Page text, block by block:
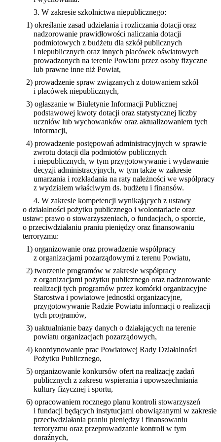
3. W zakresie szkolnictwa niepublicznego:
1) określanie zasad udzielania i rozliczania dotacji oraz
nadzorowanie prawidłowości naliczania dotacji
podmiotowych z budżetu dla szkół publicznych
i niepublicznych oraz innych placówek oświatowych
prowadzonych na terenie Powiatu przez osoby fizyczne
lub prawne inne niż Powiat,
2) prowadzenie spraw związanych z dotowaniem szkół
i placówek niepublicznych,
3) ogłaszanie w Biuletynie Informacji Publicznej
podstawowej kwoty dotacji oraz statystycznej liczby
uczniów lub wychowanków oraz aktualizowaniem tych
informacji,
4) prowadzenie postępowań administracyjnych w sprawie
zwrotu dotacji dla podmiotów publicznych
i niepublicznych, w tym przygotowywanie i wydawanie
decyzji administracyjnych, w tym także w zakresie
umarzania i rozkładania na raty należności we współpracy
z wydziałem właściwym ds. budżetu i finansów.
4. W zakresie kompetencji wynikających z ustawy
o działalności pożytku publicznego i wolontariacie oraz
ustaw: prawo o stowarzyszeniach, o fundacjach, o sporcie,
o przeciwdziałaniu praniu pieniędzy oraz finansowaniu
terroryzmu:
1) organizowanie oraz prowadzenie współpracy
z organizacjami pozarządowymi z terenu Powiatu,
2) tworzenie programów w zakresie współpracy
z organizacjami pożytku publicznego oraz nadzorowanie
realizacji tych programów przez komórki organizacyjne
Starostwa i powiatowe jednostki organizacyjne,
przygotowywanie Radzie Powiatu informacji o realizacji
tych programów,
3) uaktualnianie bazy danych o działających na terenie
powiatu organizacjach pozarządowych,
4) koordynowanie prac Powiatowej Rady Działalności
Pożytku Publicznego,
5) organizowanie konkursów ofert na realizację zadań
publicznych z zakresu wspierania i upowszechniania
kultury fizycznej i sportu,
6) opracowaniem rocznego planu kontroli stowarzyszeń
i fundacji będących instytucjami obowiązanymi w zakresie
przeciwdziałania praniu pieniędzy i finansowaniu
terroryzmu oraz przeprowadzanie kontroli w tym
doraźnych,